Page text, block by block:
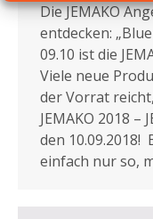
Die JEMAKO
entdecken:
09.10 ist die
Viele neue
der Vorrat
JEMAKO 2018 –
den 10.09.2018!
einfach nur so,